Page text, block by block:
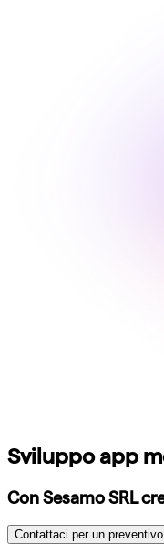
Sviluppo app
Con Sesamo SRL
Contattaci per un preventivo